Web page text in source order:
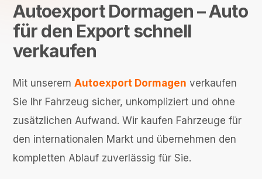
Autoexport Dormagen – Auto
für den Export schnell
verkaufen
Mit unserem Autoexport Dormagen verkaufen
Sie Ihr Fahrzeug sicher, unkompliziert und ohne
zusätzlichen Aufwand. Wir kaufen Fahrzeuge für
den internationalen Markt und übernehmen den
kompletten Ablauf zuverlässig für Sie.